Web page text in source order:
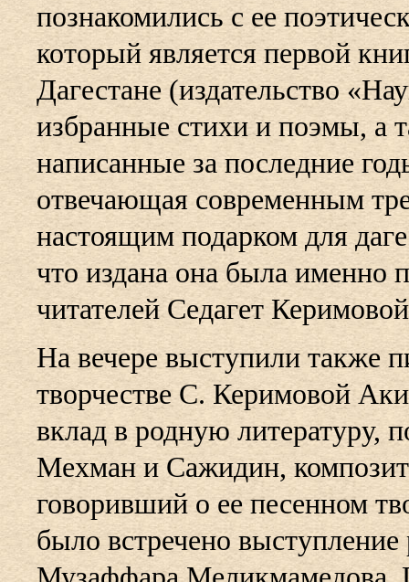
познакомились с ее
который является первой
Дагестане (издательство
избранные стихи и поэмы, а
написанные за последние
отвечающая современным
настоящим подарком для
что издана она была именно
читателей Седагет
На вечере выступили также
творчестве С. Керимовой
вклад в родную литературу,
Мехман и Сажидин,
говоривший о ее песенном
было встречено выступление